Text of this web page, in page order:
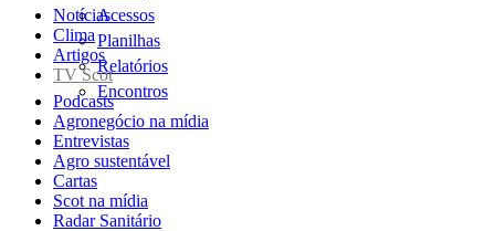
Acessos
Planilhas
Relatórios
Encontros
Notícias
Clima
Artigos
TV Scot
Podcasts
Agronegócio na mídia
Entrevistas
Agro sustentável
Cartas
Scot na mídia
Radar Sanitário